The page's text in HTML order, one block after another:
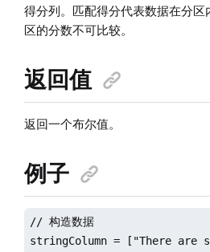
得分列。匹配得分代表数据在分
区的分数不可比较。
返回值
返回一个布尔值。
例子
// 构造数据
stringColumn = ["There are